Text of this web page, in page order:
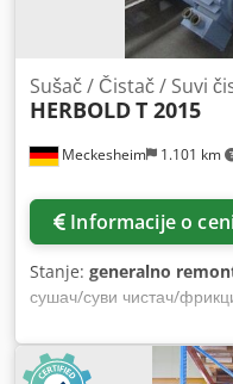
Meckesheim 1.101 km
Sušač / Čistač / Suvi
HERBOLDT 2015
Informacije o
Stanje: generalno
сушач/суви чистач/
је опремљен системом
ободу. Djdpfx
Ширина ротора: око